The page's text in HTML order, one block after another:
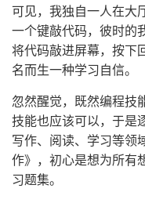
可见，我独自一人在大
一个键敲代码，彼时的
将代码敲进屏幕，按
名而生一种学习自信。
忽然醒觉，既然编程技
技能也应该可以，于是
写作、阅读、学习等领
作》，初心是想为所有
习题集。